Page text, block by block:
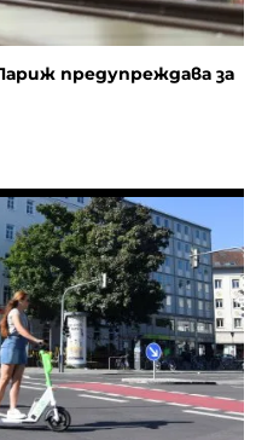
предупреждава за